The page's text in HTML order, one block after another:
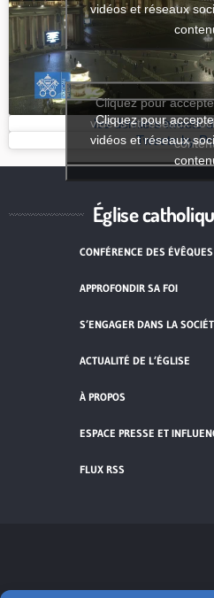
vidéos et réseaux
les derniers tweets
Cliquez pour
vidéos et réseaux
Tweets by
Cliquez pour
vidéos et réseaux
Église
CONFÉRENCE DES
APPROFONDIR SA FOI
S’ENGAGER DANS LA
ACTUALITÉ DE L’ÉGLISE
À PROPOS
ESPACE PRESSE ET
FLUX RSS